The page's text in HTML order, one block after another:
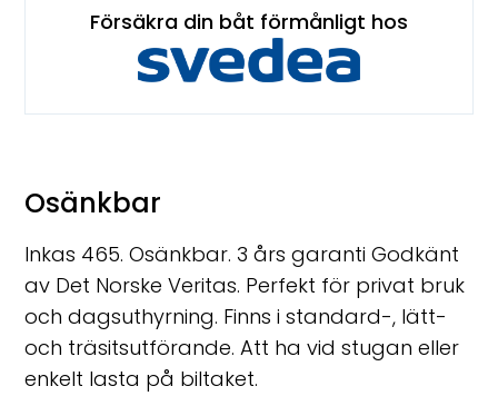
Försäkra din båt förmånligt hos
Osänkbar
Inkas 465. Osänkbar. 3 års garanti Godkänt
av Det Norske Veritas. Perfekt för privat bruk
och dagsuthyrning. Finns i standard-, lätt-
och träsitsutförande. Att ha vid stugan eller
enkelt lasta på biltaket.